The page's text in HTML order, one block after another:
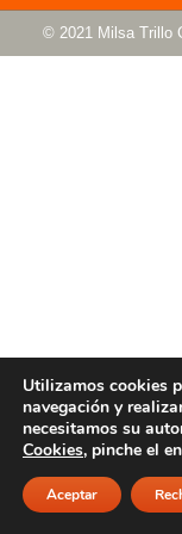
© 2021 Milsa Trillo
Utilizamos cookies
navegación y
necesitamos su
Cookies, pinche el
Aceptar